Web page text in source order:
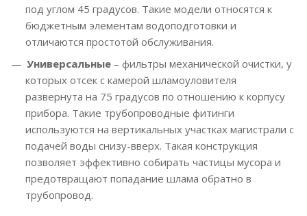
под углом 45 градусов. Такие модели относятся к
бюджетным элементам водоподготовки и
отличаются простотой обслуживания.
Универсальные – фильтры механической очистки, у
которых отсек с камерой шламоуловителя
развернута на 75 градусов по отношению к корпусу
прибора. Такие трубопроводные фитинги
используются на вертикальных участках магистрали с
подачей воды снизу-вверх. Такая конструкция
позволяет эффективно собирать частицы мусора и
предотвращают попадание шлама обратно в
трубопровод.